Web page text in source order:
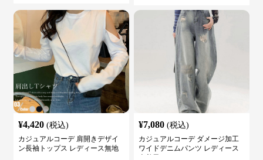
¥4,420 (税込)
カジュアルコーデ 肩開きデザイ
ン長袖トップス レディース無地
¥7,080 (税込)
カジュアルコーデ ダメージ加工
ワイドデニムパンツ レディース